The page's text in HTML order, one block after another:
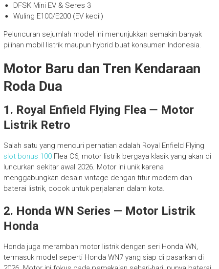
DFSK Mini EV & Seres 3
Wuling E100/E200 (EV kecil)
Peluncuran sejumlah model ini menunjukkan semakin banyak
pilihan mobil listrik maupun hybrid buat konsumen Indonesia.
Motor Baru dan Tren Kendaraan
Roda Dua
1. Royal Enfield Flying Flea — Motor
Listrik Retro
Salah satu yang mencuri perhatian adalah Royal Enfield Flying
slot bonus 100Flea C6, motor listrik bergaya klasik yang akan di
luncurkan sekitar awal 2026. Motor ini unik karena
menggabungkan desain vintage dengan fitur modern dan
baterai listrik, cocok untuk perjalanan dalam kota.
2. Honda WN Series — Motor Listrik
Honda
Honda juga merambah motor listrik dengan seri Honda WN,
termasuk model seperti Honda WN7 yang siap di pasarkan di